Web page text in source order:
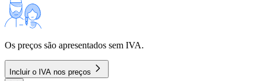
Os preços são apresentados sem IVA.
Incluir o IVA nos preços